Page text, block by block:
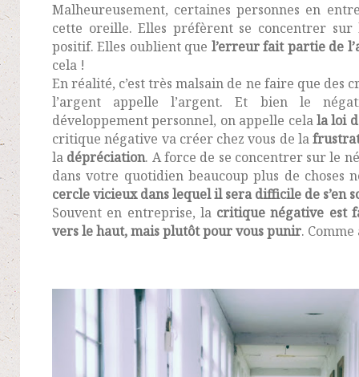
Malheureusement, certaines personnes en
cette oreille. Elles préfèrent se concentrer
positif. Elles oublient que l’erreur fait partie de
cela !
En réalité, c’est très malsain de ne faire que des
l’argent appelle l’argent. Et bien le
développement personnel, on appelle celala loi
critique négative va créer chez vous de la
la dépréciation. A force de se concentrer sur le
dans votre quotidien beaucoup plus de choses
cercle vicieux dans lequel il sera difficile de s’en
Souvent en entreprise, la critique négative est
vers le haut, mais plutôt pour vous punir. Comme